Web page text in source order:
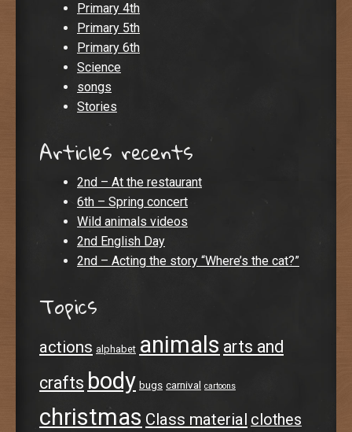
Primary 4th
Primary 5th
Primary 6th
Science
songs
Stories
Articles recents
2nd – At the restaurant
6th – Spring concert
Wild animals videos
2nd English Day
2nd – Acting the story “Where’s the cat?”
Topics
actions alphabet animals arts and
crafts body bugs carnival cartoons
christmas Class material clothes